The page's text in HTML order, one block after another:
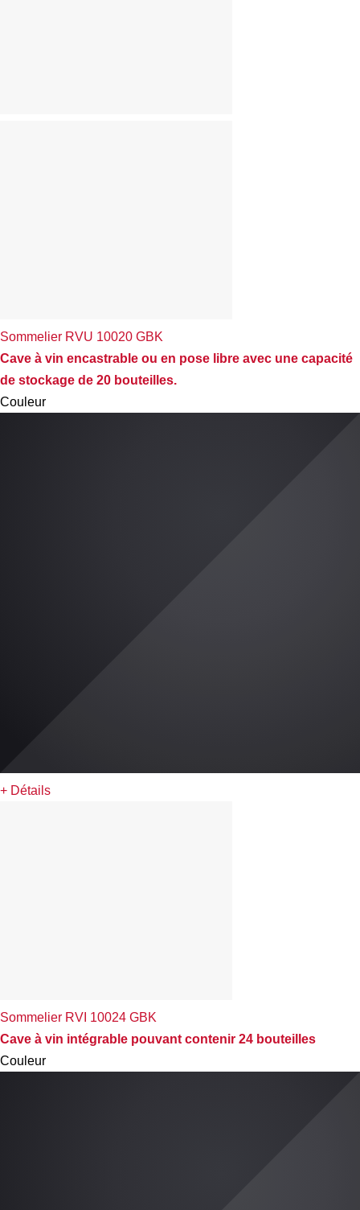
Sommelier RVU 10020 GBK
Cave à vin encastrable ou en pose libre avec une capacité
de stockage de 20 bouteilles.
Couleur
+ Détails
Sommelier RVI 10024 GBK
Cave à vin intégrable pouvant contenir 24 bouteilles
Couleur